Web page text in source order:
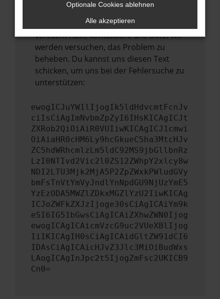
Wende dich an den Webseitenbetreiber.
Wenn du alle oben genannten Schritte
versucht hast, kontaktiere uns bitte. Wir
werden versuchen, das Problem zu
beheben. Du kannst uns diesen Text
schicken, um uns bei der Fehlersuche zu
unterstützen:
ewogICJuYW1lIjogIk5ldHdvcmtFcnJv
ciIsCiAgImNvbmZpZyI6IHsKICAgICJt
ZXRob2QiOiAiR0VUIiwKICAgICJ1cmwi
OiAiaHR0cHM6Ly9hcGkueC5ha3MtcHJv
ZC5hdWRhcmlzLm5ldC92MS9jbGllbnRz
LzI0NTIvd2Vic2l0ZS12ZWhpY2xlcy8w
NDI2LTU3Mjk2MjA5P2ZpZWxkPWludGVy
bmFsTnVtYmVyJndlYnNpdGU9NjUzYmE5
YzEzODA5MWZlZDkxMGZlYzU2IiwKICAg
ICJoZWFkZXJzIjoge30sCiAgICAiYm9k
eSI6IG51bGwsCiAgICAiZXhwZWN0Ijog
ewogICAgICAicmVzcG9uc2VUeXBlIjog
IiIKICAgIH0sCiAgICAidGltZW91dCI6
IDAsCiAgICAicHJvZ3Jlc3MiOiBudWxs
LAogICAgInJpc2t5IjogZmFsc2UKICB9
Cn0=
Optionale Cookies ablehnen
Alle akzeptieren